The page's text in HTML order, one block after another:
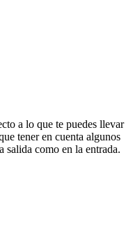
a lo que te puedes llevar
tener en cuenta algunos
salida como en la entrada.